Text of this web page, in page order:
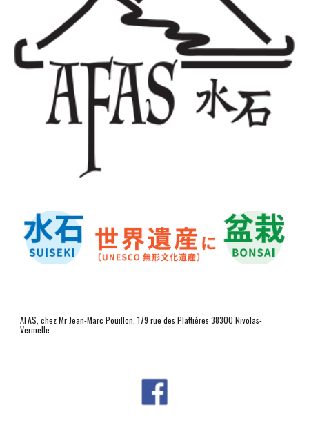
AFAS, chez Mr Jean-Marc Pouillon, 179 rue des Plattières 38300 Nivolas-
Vermelle